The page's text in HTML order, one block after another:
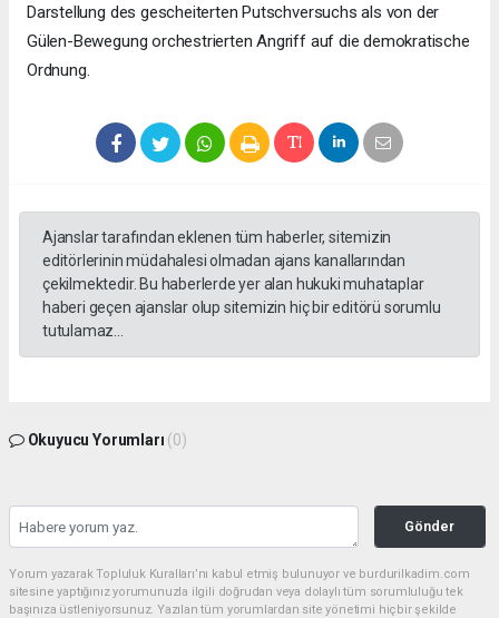
Darstellung des gescheiterten Putschversuchs als von der
Gülen-Bewegung orchestrierten Angriff auf die demokratische
Ordnung.
Ajanslar tarafından eklenen tüm haberler, sitemizin
editörlerinin müdahalesi olmadan ajans kanallarından
çekilmektedir. Bu haberlerde yer alan hukuki muhataplar
haberi geçen ajanslar olup sitemizin hiç bir editörü sorumlu
tutulamaz...
Okuyucu Yorumları (0)
Gönder
Yorum yazarak Topluluk Kuralları’nı kabul etmiş bulunuyor ve burdurilkadim.com
sitesine yaptığınız yorumunuzla ilgili doğrudan veya dolaylı tüm sorumluluğu tek
başınıza üstleniyorsunuz. Yazılan tüm yorumlardan site yönetimi hiçbir şekilde